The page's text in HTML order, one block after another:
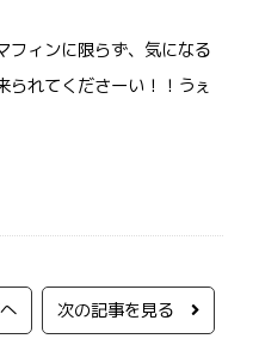
フィンに限らず、気になる
られてくださーい！！うぇ
次の記事を見る